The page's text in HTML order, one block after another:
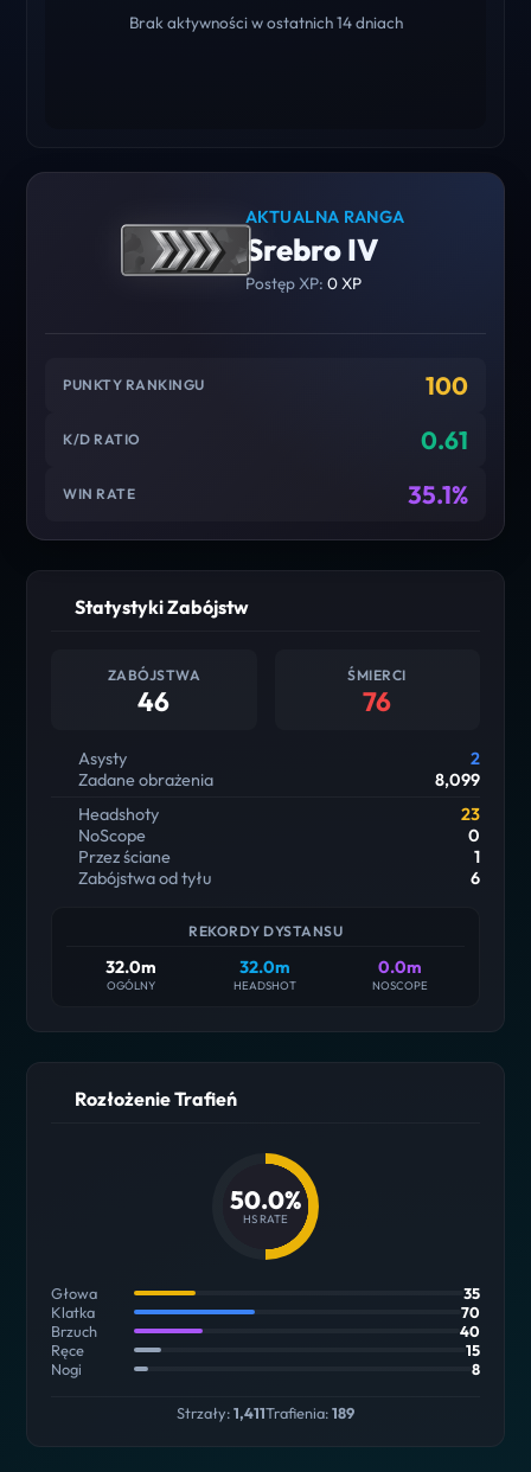
Brak aktywności w ostatnich 14 dniach
AKTUALNA RANGA
Srebro IV
Postęp XP: 0 XP
PUNKTY RANKINGU 100
K/D RATIO 0.61
WIN RATE 35.1%
Statystyki Zabójstw
ZABÓJSTWA
46
ŚMIERCI
76
Asysty
2
Zadane obrażenia
8,099
Headshoty
23
NoScope
0
Przez ściane
1
Zabójstwa od tyłu
6
REKORDY DYSTANSU
32.0m
OGÓLNY
32.0m
HEADSHOT
0.0m
NOSCOPE
Rozłożenie Trafień
50.0%
HS RATE
Głowa
35
Klatka
70
Brzuch
40
Ręce
15
Nogi
8
Strzały:1,411Trafienia:189